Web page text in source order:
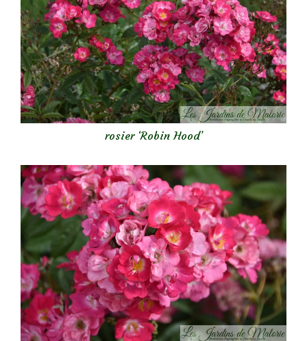
rosier ‘Robin Hood’